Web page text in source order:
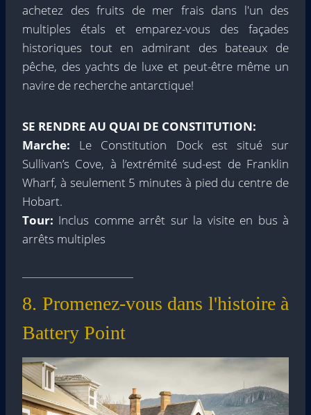
achetez des fruits de mer frais dans l'un des
multiples étals et emparez-vous des façades
historiques tout en admirant des bateaux de
pêche, des yachts de luxe et peut-être même un
navire de recherche antarctique!
SE RENDRE AU QUAI DE CONSTITUTION:
Marche: Le Constitution Dock est situé sur
Sullivan’s Cove, à l’extrémité sud-est de Franklin
Wharf, à seulement 5 minutes à pied du centre de
Hobart.
Tour: Inclus comme arrêt sur la visite en bus à
arrêts multiples
8. Promenez-vous dans l'histoire à
Battery Point